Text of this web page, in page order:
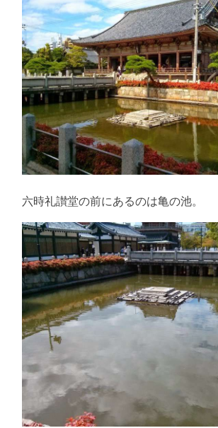
六時礼讃堂の前にあるのは亀の池。